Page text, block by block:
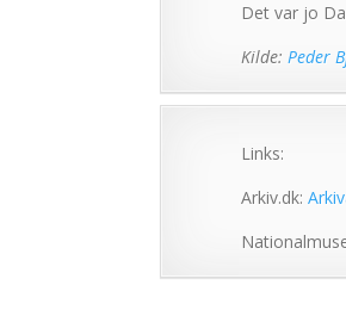
Det var jo
Kilde:Peder
Links:
Arkiv.dk: